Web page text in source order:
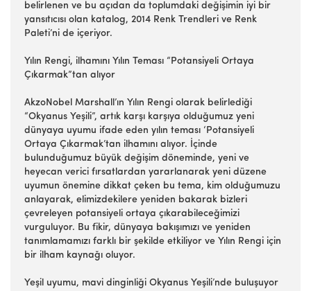
belirlenen ve bu açıdan da toplumdaki değişimin iyi bir
yansıtıcısı olan katalog, 2014 Renk Trendleri ve Renk
Paleti’ni de içeriyor.
Yılın Rengi, ilhamını Yılın Teması “Potansiyeli Ortaya
Çıkarmak”tan alıyor
AkzoNobel Marshall’ın Yılın Rengi olarak belirlediği
“Okyanus Yeşili”, artık karşı karşıya olduğumuz yeni
dünyaya uyumu ifade eden yılın teması ‘Potansiyeli
Ortaya Çıkarmak’tan ilhamını alıyor. İçinde
bulunduğumuz büyük değişim döneminde, yeni ve
heyecan verici fırsatlardan yararlanarak yeni düzene
uyumun önemine dikkat çeken bu tema, kim olduğumuzu
anlayarak, elimizdekilere yeniden bakarak bizleri
çevreleyen potansiyeli ortaya çıkarabileceğimizi
vurguluyor. Bu fikir, dünyaya bakışımızı ve yeniden
tanımlamamızı farklı bir şekilde etkiliyor ve Yılın Rengi için
bir ilham kaynağı oluyor.
Yeşil uyumu, mavi dinginliği Okyanus Yeşili’nde buluşuyor